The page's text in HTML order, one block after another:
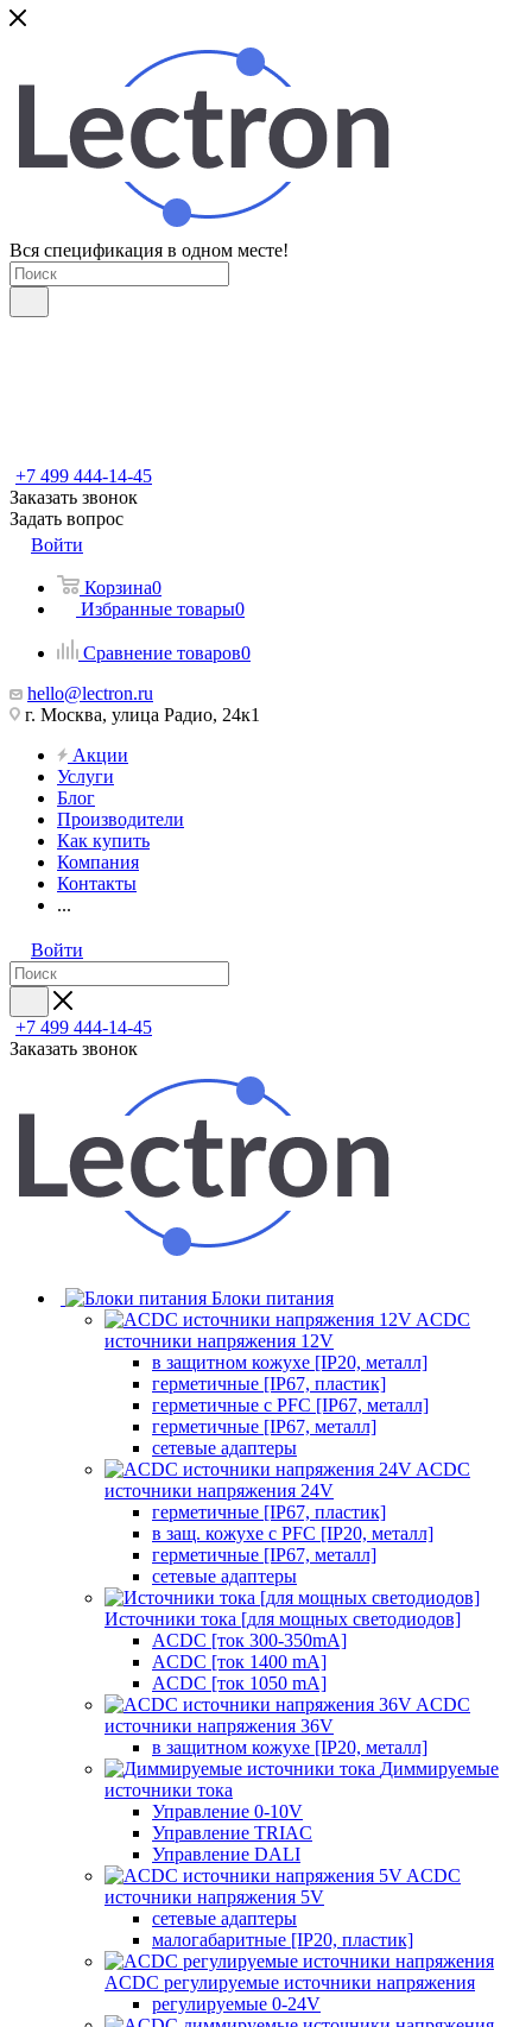
Вся спецификация в одном месте!
+7 499 444-14-45
Заказать звонок
Задать вопрос
Войти
Корзина0
Избранные товары0
Сравнение товаров0
hello@lectron.ru
г. Москва, улица Радио, 24к1
Акции
Услуги
Блог
Производители
Как купить
Компания
Контакты
...
Войти
+7 499 444-14-45
Заказать звонок
Блоки питания
ACDC
источники напряжения 12V
в защитном кожухе [IP20, металл]
герметичные [IP67, пластик]
герметичные с PFC [IP67, металл]
герметичные [IP67, металл]
сетевые адаптеры
ACDC
источники напряжения 24V
герметичные [IP67, пластик]
в защ. кожухе с PFC [IP20, металл]
герметичные [IP67, металл]
сетевые адаптеры
Источники тока [для мощных светодиодов]
ACDC [ток 300-350mA]
ACDC [ток 1400 mA]
ACDC [ток 1050 mA]
ACDC
источники напряжения 36V
в защитном кожухе [IP20, металл]
Диммируемые
источники тока
Управление 0-10V
Управление TRIAC
Управление DALI
ACDC
источники напряжения 5V
сетевые адаптеры
малогабаритные [IP20, пластик]
ACDC регулируемые источники напряжения
регулируемые 0-24V